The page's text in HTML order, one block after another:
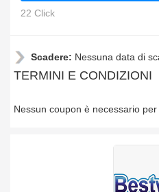
22 Click
Scadere: Nessuna data di
TERMINI E CONDIZIONI
Nessun coupon è necessario